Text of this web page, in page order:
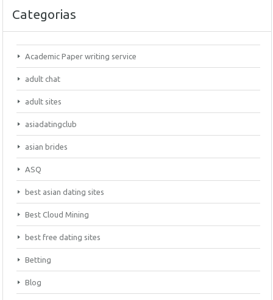
Categorias
Academic Paper writing service
adult chat
adult sites
asiadatingclub
asian brides
ASQ
best asian dating sites
Best Cloud Mining
best free dating sites
Betting
Blog